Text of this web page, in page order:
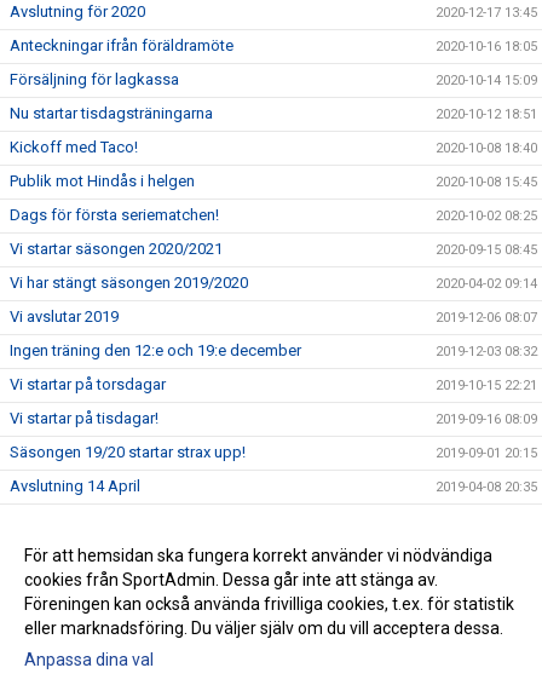
Avslutning för 2020 2020-12-17 13:45
Anteckningar ifrån föräldramöte 2020-10-16 18:05
Försäljning för lagkassa 2020-10-14 15:09
Nu startar tisdagsträningarna 2020-10-12 18:51
Kickoff med Taco! 2020-10-08 18:40
Publik mot Hindås i helgen 2020-10-08 15:45
Dags för första seriematchen! 2020-10-02 08:25
Vi startar säsongen 2020/2021 2020-09-15 08:45
Vi har stängt säsongen 2019/2020 2020-04-02 09:14
Vi avslutar 2019 2019-12-06 08:07
Ingen träning den 12:e och 19:e december 2019-12-03 08:32
Vi startar på torsdagar 2019-10-15 22:21
Vi startar på tisdagar! 2019-09-16 08:09
Säsongen 19/20 startar strax upp! 2019-09-01 20:15
Avslutning 14 April 2019-04-08 20:35
Ingen träning 9/12-18 2018-11-29 08:54
Ingen träning 11/11 2018 2018-11-08 19:35
För att hemsidan ska fungera korrekt använder vi nödvändiga
cookies från SportAdmin. Dessa går inte att stänga av.
Föreningen kan också använda frivilliga cookies, t.ex. för statistik
eller marknadsföring. Du väljer själv om du vill acceptera dessa.
Anpassa dina val